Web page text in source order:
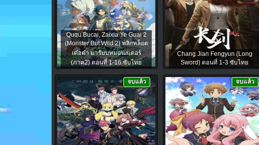
Ququ Bucai, Zaixia Ye Guai 2
(Monster But Wild 2) พลิกพล็อต
เด๋อด๋า มารับบทมอนสเตอร์
(ภาค2) ตอนที่ 1-16 ซับไทย
Chang Jian Fengyun (Long
Sword) ตอนที่ 1-3 ซับไทย
จบแล้ว จบแล้ว